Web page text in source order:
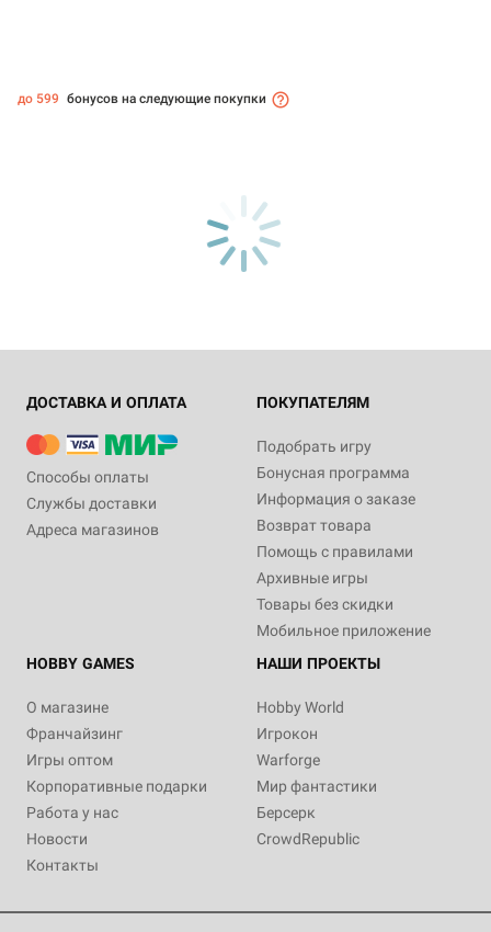
до 599 бонусов на следующие покупки
ДОСТАВКА И ОПЛАТА
Способы оплаты
Службы доставки
Адреса магазинов
ПОКУПАТЕЛЯМ
Подобрать игру
Бонусная программа
Информация о заказе
Возврат товара
Помощь с правилами
Архивные игры
Товары без скидки
Мобильное приложение
HOBBY GAMES
О магазине
Франчайзинг
Игры оптом
Корпоративные подарки
Работа у нас
Новости
Контакты
НАШИ ПРОЕКТЫ
Hobby World
Игрокон
Warforge
Мир фантастики
Берсерк
CrowdRepublic